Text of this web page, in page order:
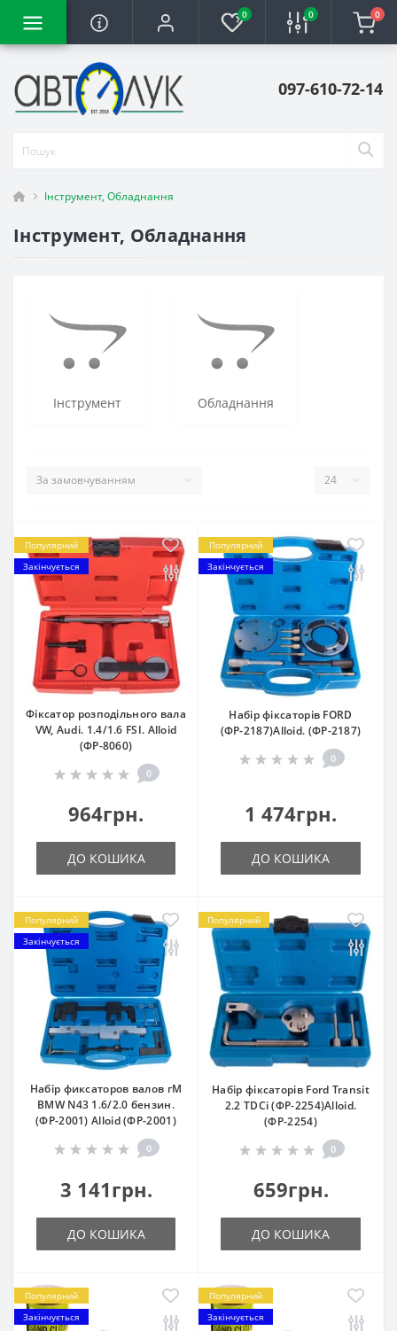
0 0 0
097-610-72-14
Інструмент, Обладнання
Інструмент, Обладнання
Інструмент Обладнання
Популярний
Закінчується
Фіксатор розподільного вала
VW, Audi. 1.4/1.6 FSI. Alloid
(ФР-8060)
0
964грн.
ДО КОШИКА
Популярний
Закінчується
Набір фіксаторів FORD
(ФР-2187)Alloid. (ФР-2187)
0
1 474грн.
ДО КОШИКА
Популярний
Закінчується
Набір фиксаторов валов гМ
BMW N43 1.6/2.0 бензин.
(ФР-2001) Alloid (ФР-2001)
0
3 141грн.
ДО КОШИКА
Популярний
Набір фіксаторів Ford Transit
2.2 TDCi (ФР-2254)Alloid.
(ФР-2254)
0
659грн.
ДО КОШИКА
Популярний
Закінчується
Популярний
Закінчується